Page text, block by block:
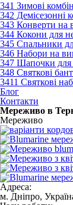
341 Зимові
342 Демісезонні
343 Конверти на
344 Кокони для
345 Спальники
346 Набори на
347 Шапочки для
348 Святкові
3411 Святкові
Блог
Контакти
Мереживо в
Мереживо
Адреса:
м. Дніпро,